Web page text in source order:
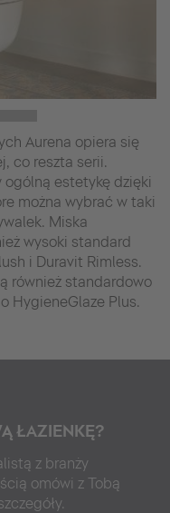
Aurena opiera się
co reszta serii.
ogólną estetykę dzięki
można wybrać w taki
Miska
wysoki standard
i Duravit Rimless.
również standardowo
HygieneGlaze Plus.
ŁAZIENKĘ?
z branży
omówi z Tobą